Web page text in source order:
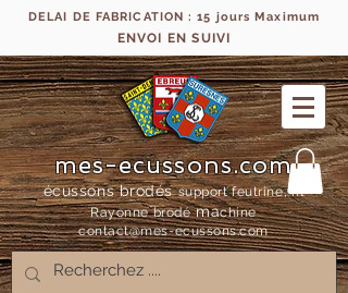
DELAI DE FABRICATION : 15 jours Maximum
ENVOI EN SUIVI
mes-ecussons.com
écussons brodés support feutrine, fil
Rayonne brodémachine
contact@mes-ecussons.com